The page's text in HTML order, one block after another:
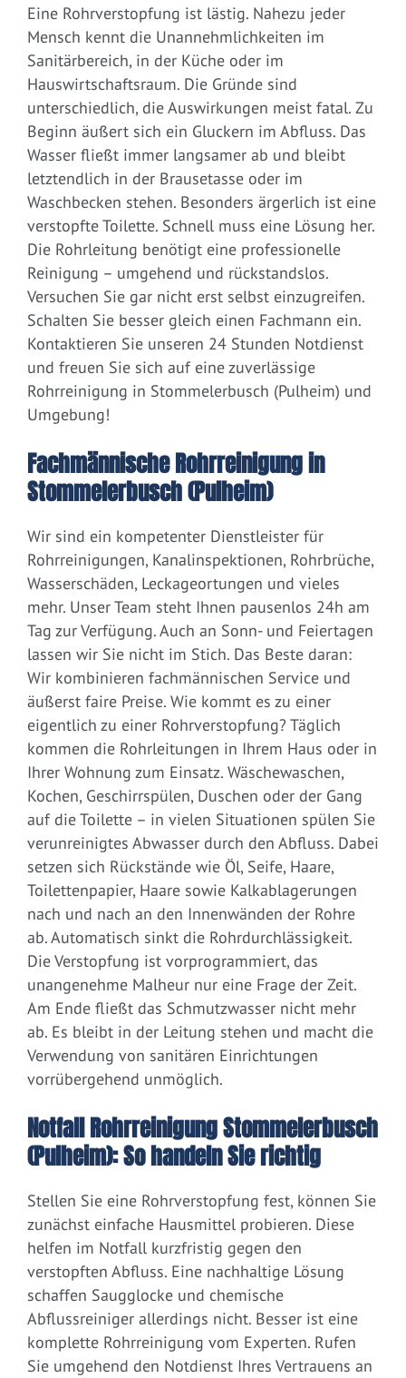
Eine Rohrverstopfung ist lästig. Nahezu jeder
Mensch kennt die Unannehmlichkeiten im
Sanitärbereich, in der Küche oder im
Hauswirtschaftsraum. Die Gründe sind
unterschiedlich, die Auswirkungen meist fatal. Zu
Beginn äußert sich ein Gluckern im Abfluss. Das
Wasser fließt immer langsamer ab und bleibt
letztendlich in der Brausetasse oder im
Waschbecken stehen. Besonders ärgerlich ist eine
verstopfte Toilette. Schnell muss eine Lösung her.
Die Rohrleitung benötigt eine professionelle
Reinigung – umgehend und rückstandslos.
Versuchen Sie gar nicht erst selbst einzugreifen.
Schalten Sie besser gleich einen Fachmann ein.
Kontaktieren Sie unseren 24 Stunden Notdienst
und freuen Sie sich auf eine zuverlässige
Rohrreinigung in Stommelerbusch (Pulheim) und
Umgebung!
Fachmännische Rohrreinigung in
Stommelerbusch (Pulheim)
Wir sind ein kompetenter Dienstleister für
Rohrreinigungen, Kanalinspektionen, Rohrbrüche,
Wasserschäden, Leckageortungen und vieles
mehr. Unser Team steht Ihnen pausenlos 24h am
Tag zur Verfügung. Auch an Sonn- und Feiertagen
lassen wir Sie nicht im Stich. Das Beste daran:
Wir kombinieren fachmännischen Service und
äußerst faire Preise. Wie kommt es zu einer
eigentlich zu einer Rohrverstopfung? Täglich
kommen die Rohrleitungen in Ihrem Haus oder in
Ihrer Wohnung zum Einsatz. Wäschewaschen,
Kochen, Geschirrspülen, Duschen oder der Gang
auf die Toilette – in vielen Situationen spülen Sie
verunreinigtes Abwasser durch den Abfluss. Dabei
setzen sich Rückstände wie Öl, Seife, Haare,
Toilettenpapier, Haare sowie Kalkablagerungen
nach und nach an den Innenwänden der Rohre
ab. Automatisch sinkt die Rohrdurchlässigkeit.
Die Verstopfung ist vorprogrammiert, das
unangenehme Malheur nur eine Frage der Zeit.
Am Ende fließt das Schmutzwasser nicht mehr
ab. Es bleibt in der Leitung stehen und macht die
Verwendung von sanitären Einrichtungen
vorrübergehend unmöglich.
Notfall Rohrreinigung Stommelerbusch
(Pulheim): So handeln Sie richtig
Stellen Sie eine Rohrverstopfung fest, können Sie
zunächst einfache Hausmittel probieren. Diese
helfen im Notfall kurzfristig gegen den
verstopften Abfluss. Eine nachhaltige Lösung
schaffen Saugglocke und chemische
Abflussreiniger allerdings nicht. Besser ist eine
komplette Rohrreinigung vom Experten. Rufen
Sie umgehend den Notdienst Ihres Vertrauens an